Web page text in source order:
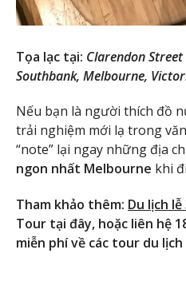
Tọa lạc tại: Clarendon
Southbank, Melbourne,
Nếu bạn là người thích đồ
trải nghiệm mới lạ trong
“note” lại ngay những địa
ngon nhất Melbourne khi đi
Tham khảo thêm: Du lịch lễ
Tour tại đây, hoặc liên hệ
miễn phí về các tour du lịch